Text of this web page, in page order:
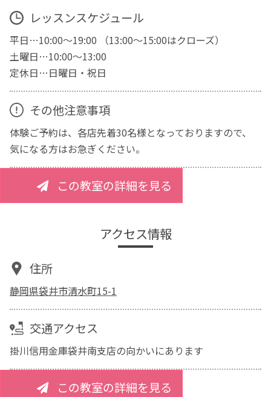
レッスンスケジュール
平日…10:00～19:00 （13:00～15:00はクローズ）
土曜日…10:00～13:00
定休日…日曜日・祝日
その他注意事項
体験ご予約は、各店先着30名様となっておりますので、
気になる方はお急ぎください。
この教室の詳細を見る
アクセス情報
住所
静岡県袋井市清水町15-1
交通アクセス
掛川信用金庫袋井南支店の向かいにあります
この教室の詳細を見る